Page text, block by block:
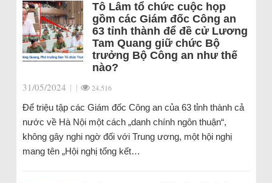
Tô Lâm tổ chức cuộc họp
gồm các Giám đốc Công an
63 tỉnh thành để đề cử Lương
Tam Quang giữ chức Bộ
trưởng Bộ Công an như thế
nào?
31/05/2024 | | 24.516
Để triệu tập các Giám đốc Công an của 63 tỉnh thành cả
nước về Hà Nội một cách „danh chính ngôn thuận“,
không gây nghi ngờ đối với Trung ương, một hội nghị
mang tên „Hội nghị tổng kết…